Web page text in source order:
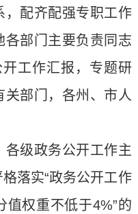
，配齐配强专职工作
各部门主要负责同志
工作汇报，专题研
关部门，各州、市人
各级政务公开工作主
落实“政务公开工作
值权重不低于4%”的